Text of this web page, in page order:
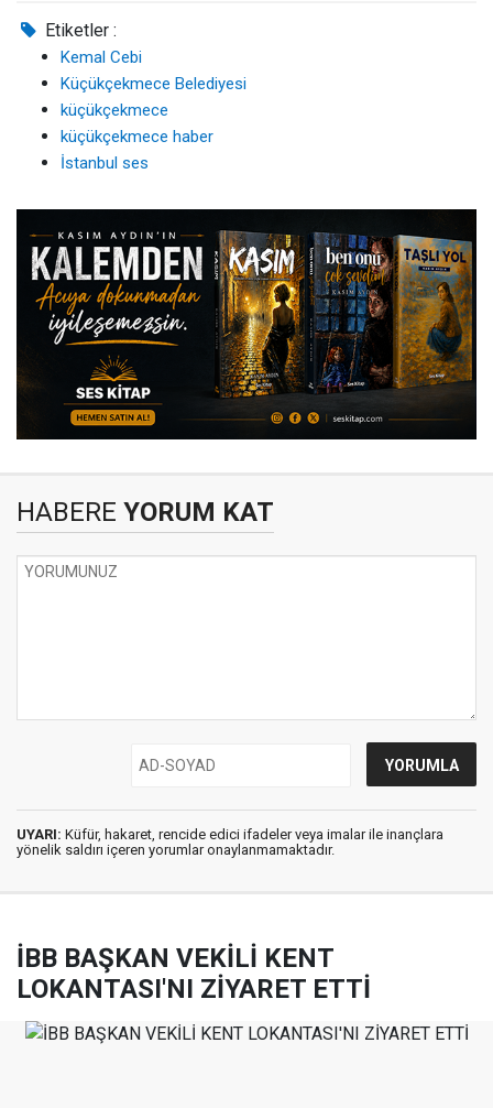
Etiketler :
Kemal Cebi
Küçükçekmece Belediyesi
küçükçekmece
küçükçekmece haber
İstanbul ses
HABERE YORUM KAT
UYARI: Küfür, hakaret, rencide edici ifadeler veya imalar ile inançlara
yönelik saldırı içeren yorumlar onaylanmamaktadır.
İBB BAŞKAN VEKİLİ KENT
LOKANTASI'NI ZİYARET ETTİ